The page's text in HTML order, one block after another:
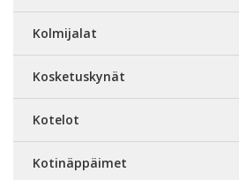
Kolmijalat
Kosketuskynät
Kotelot
Kotinäppäimet